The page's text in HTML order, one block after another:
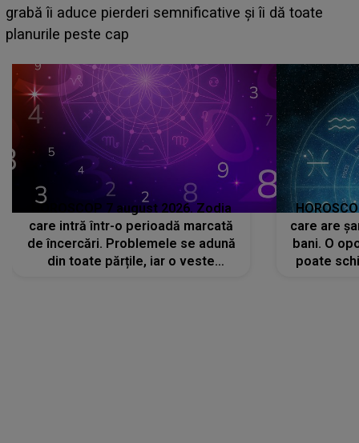
face o MĂRTURISIRE NEAȘTEPTATĂ despre mama
sa: "I-am spus și ei în față, eu nu te iubesc pentru
HOROSCOP 7 august 2026. Zodia
care intră într-o perioadă marcată
de încercări. Problemele se adună
din toate părțile, iar o veste
care are
bani. O
poate